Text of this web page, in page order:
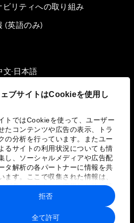
ブサイトはCookieを使用し
トではCookieを使って、ユーザー
たコンテンツや広告の表示、トラ
の分析を行っています。またユー
るサイトの利用状況についても情
し、ソーシャルメディアや広告配
タ解析の各パートナーに情報を共
ます。ここで収集された情報は、
が各パートナーに提供した他の情
ートナーのサービスを使用した際
れた情報と組み合わされ、各パー
よって使用されることがありま
全て許可
拒否
ビリティへの取り組み
(英語のみ)
文▪ 日本語